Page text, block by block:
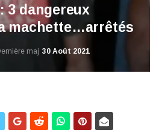
3 dangereux
machette…arrêtés
maj 30 Août 2021